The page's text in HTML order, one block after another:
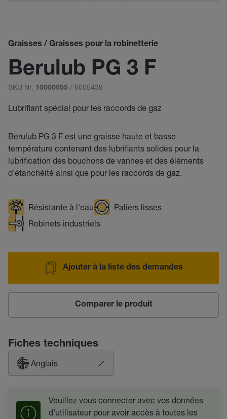
Graisses / Graisses pour la robinetterie
Berulub PG 3 F
SKU Nr. 10000055 / 6005439
Lubrifiant spécial pour les raccords de gaz
Berulub PG 3 F est une graisse haute et basse
température contenant des lubrifiants solides pour la
lubrification des bouchons de vannes et des éléments
d'étanchéité ainsi que pour les raccords de gaz.
Résistante à l'eau
Paliers lisses
Robinets industriels
Ajouter à la liste des demandes
Comparer le produit
Fiches techniques
Anglais
Veuillez vous connecter avec vos données
d'utilisateur pour avoir accès à toutes les